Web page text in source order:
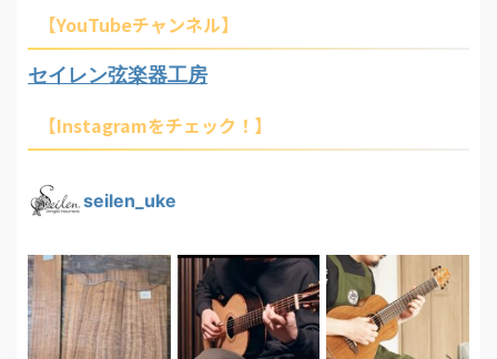
【YouTubeチャンネル】
セイレン弦楽器工房
【Instagramをチェック！】
seilen_uke